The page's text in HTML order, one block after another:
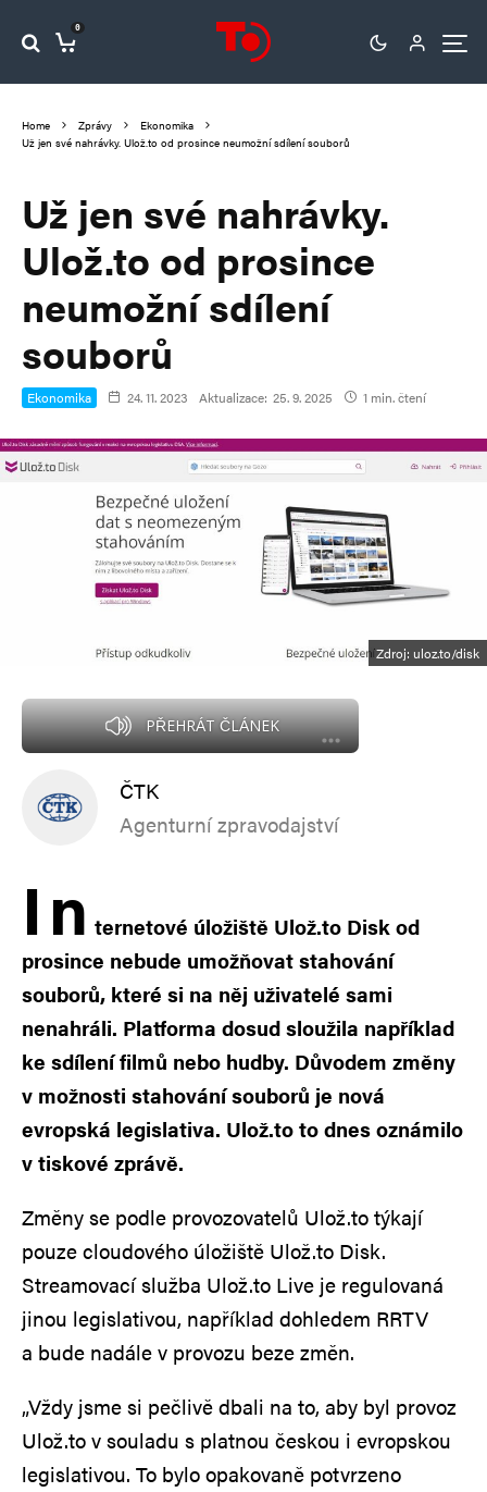
0
Home Zprávy
Ekonomika
Už jen své nahrávky. Ulož.to od prosince neumožní sdílení souborů
Už jen své nahrávky.
Ulož.to od prosince
neumožní sdílení
souborů
Ekonomika 24. 11. 2023 Aktualizace: 25. 9. 2025 1 min. čtení
Zdroj: uloz.to/disk
PŘEHRÁT ČLÁNEK
ČTK
Agenturní zpravodajství
In ternetové úložiště Ulož.to Disk od
prosince nebude umožňovat stahování
souborů, které si na něj uživatelé sami
nenahráli. Platforma dosud sloužila například
ke sdílení filmů nebo hudby. Důvodem změny
v možnosti stahování souborů je nová
evropská legislativa. Ulož.to to dnes oznámilo
v tiskové zprávě.
Změny se podle provozovatelů Ulož.to týkají
pouze cloudového úložiště Ulož.to Disk.
Streamovací služba Ulož.to Live je regulovaná
jinou legislativou, například dohledem RRTV
a bude nadále v provozu beze změn.
„Vždy jsme si pečlivě dbali na to, aby byl provoz
Ulož.to v souladu s platnou českou i evropskou
legislativou. To bylo opakovaně potvrzeno